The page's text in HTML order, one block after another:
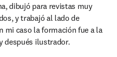
dibujó para revistas muy
y trabajó al lado de
mi caso la formación fue a la
después ilustrador.